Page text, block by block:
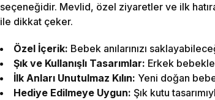
seçeneğidir. Mevlid, özel ziyaretler ve ilk
ile dikkat çeker.
Özel İçerik: Bebek anılarınızı
Şık ve Kullanışlı Tasarımlar: Erkek
İlk Anları Unutulmaz Kılın: Yeni doğan
Hediye Edilmeye Uygun: Şık kutu